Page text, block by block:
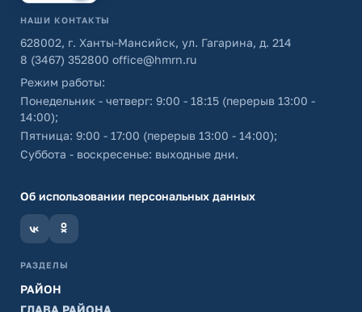
НАШИ КОНТАКТЫ
628002, г. Ханты-Мансийск, ул. Гагарина, д. 214
8 (3467) 352800 office@hmrn.ru
Режим работы:
Понедельник - четверг: 9:00 - 18:15 (перерыв 13:00 -
14:00);
Пятница: 9:00 - 17:00 (перерыв 13:00 - 14:00);
Суббота - воскресенье: выходные дни.
Об использовании персональных данных
РАЗДЕЛЫ
РАЙОН